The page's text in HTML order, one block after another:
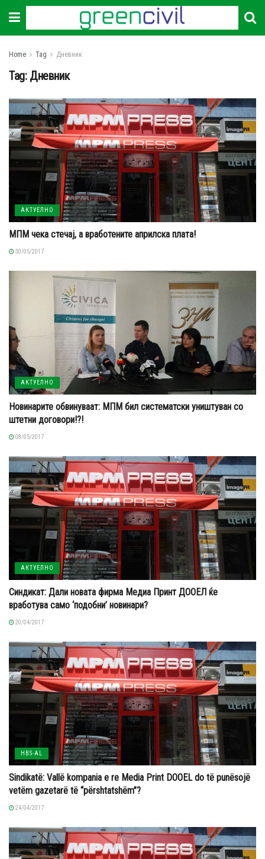
Home Tag Дневник
Tag: Дневник
АКТУЕЛНО
МПМ чека стечај, а вработените априлска плата!
30/05/2017
АКТУЕЛНО
Новинарите обвинуваат: МПМ бил систематски уништуван со
штетни договори!?!
08/05/2017
АКТУЕЛНО
Синдикат: Дали новата фирма Медиа Принт ДООЕЛ ќе
вработува само ‘подобни’ новинари?
20/04/2017
HBS-AL
Sindikatë: Vallë kompania e re Media Print DOOEL do të punësojë
vetëm gazetarë të “përshtatshëm”?
24/04/2017